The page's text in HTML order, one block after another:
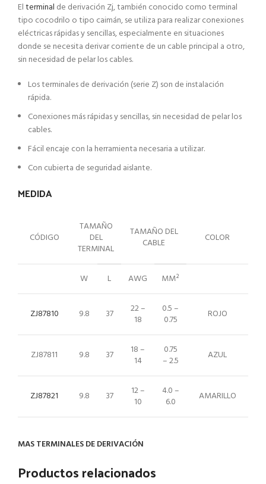
Elterminal de derivación Zj, también conocido como terminal
tipo cocodrilo o tipo caimán, se utiliza para realizar conexiones
eléctricas rápidas y sencillas, especialmente en situaciones
donde se necesita derivar corriente de un cable principal a otro,
sin necesidad de pelar los cables.
Los terminales de derivación (serie Z) son de instalación
rápida.
Conexiones más rápidas y sencillas, sin necesidad de pelar los
cables.
Fácil encaje con la herramienta necesaria a utilizar.
Con cubierta de seguridad aislante.
MEDIDA
CÓDIGO
TAMAÑO
DEL
TERMINAL
TAMAÑO DEL
CABLE
COLOR
W L AWG MM²
ZJ87810 9.8 37
22 –
18
0.5 –
0.75
ROJO
ZJ87811 9.8 37
18 –
14
0.75
– 2.5
AZUL
ZJ87821 9.8 37
12 –
10
4.0 –
6.0
AMARILLO
MAS TERMINALES DE DERIVACIÓN
Productos relacionados